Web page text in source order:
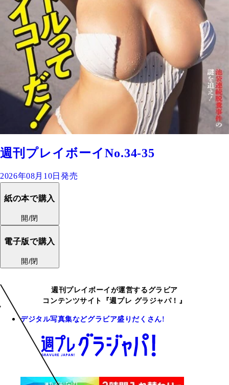
週刊プレイボーイNo.34-35
2026年08月10日発売
紙の本で購入
開/閉
電子版で購入
開/閉
週刊プレイボーイが運営するグラビア
コンテンツサイト『週プレ グラジャパ！』
デジタル写真集などグラビア盛りだくさん!